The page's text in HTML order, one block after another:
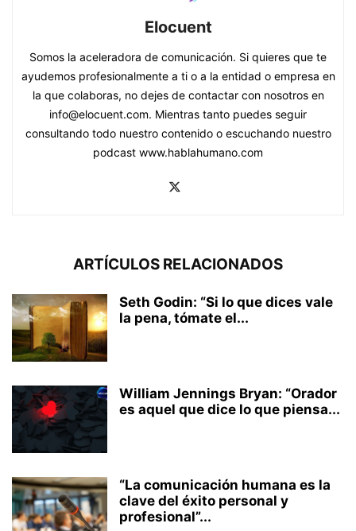
Elocuent
Somos la aceleradora de comunicación. Si quieres que te
ayudemos profesionalmente a ti o a la entidad o empresa en
la que colaboras, no dejes de contactar con nosotros en
info@elocuent.com. Mientras tanto puedes seguir
consultando todo nuestro contenido o escuchando nuestro
podcast www.hablahumano.com
ARTÍCULOS RELACIONADOS
Seth Godin: “Si lo que dices vale
la pena, tómate el...
William Jennings Bryan: “Orador
es aquel que dice lo que piensa...
“La comunicación humana es la
clave del éxito personal y
profesional”...